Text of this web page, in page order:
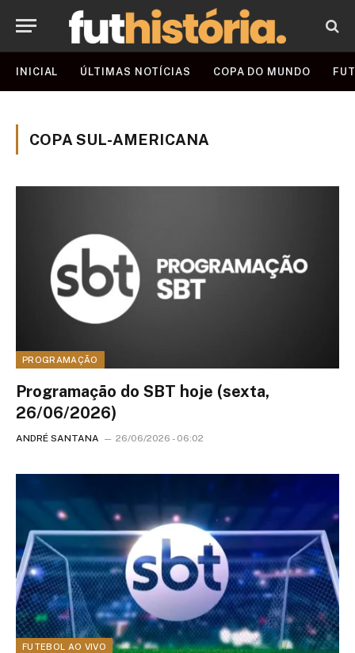
INICIAL ÚLTIMAS NOTÍCIAS COPA DO MUNDO
COPA SUL-AMERICANA
PROGRAMAÇÃO
Programação do SBT hoje (sexta,
26/06/2026)
ANDRÉ SANTANA 26/06/2026 - 06:02
FUTEBOL AO VIVO